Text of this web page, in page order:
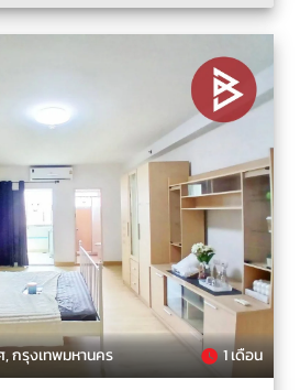
กรุงเทพมหานคร 1 เดือน